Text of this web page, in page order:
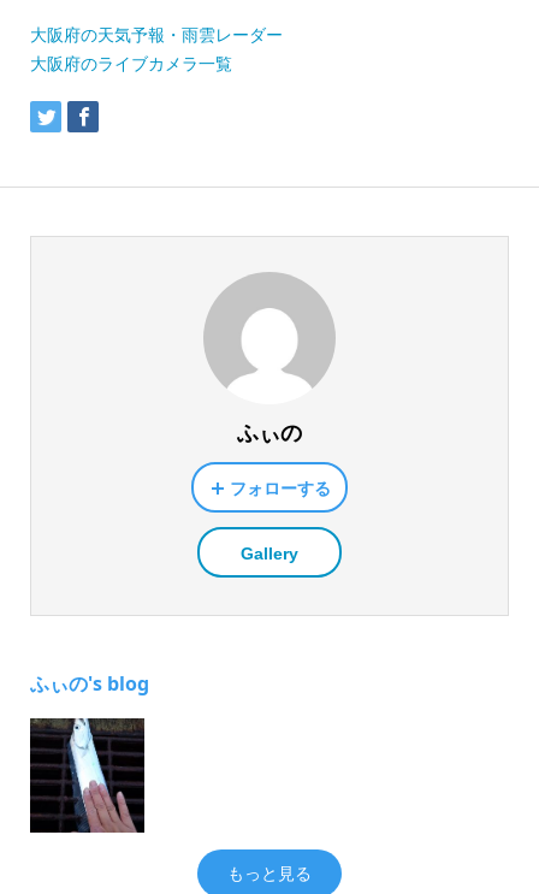
大阪府の天気予報・雨雲レーダー
大阪府のライブカメラ一覧
ふぃの
フォローする
Gallery
ふぃの's blog
もっと見る